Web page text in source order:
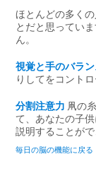
ほとんどの多く
とだと思ってい
ん。
視覚と手のバラン
りしてをコントロ
分割注意力 凧の
て、あなたの子
説明することがで
毎日の脳の機能に戻る